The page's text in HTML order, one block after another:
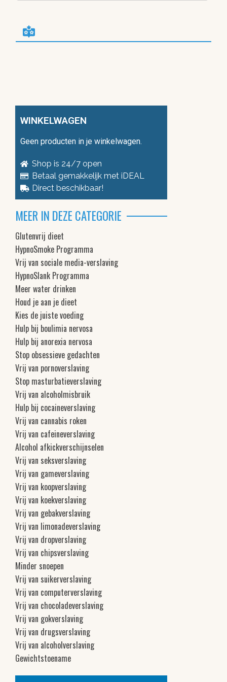
WINKELWAGEN
Geen producten in je winkelwagen.
Shop is 24/7 open
Betaal gemakkelijk met iDEAL
Direct beschikbaar!
MEER IN DEZE CATEGORIE
Glutenvrij dieet
HypnoSmoke Programma
Vrij van sociale media-verslaving
HypnoSlank Programma
Meer water drinken
Houd je aan je dieet
Kies de juiste voeding
Hulp bij boulimia nervosa
Hulp bij anorexia nervosa
Stop obsessieve gedachten
Vrij van pornoverslaving
Stop masturbatieverslaving
Vrij van alcoholmisbruik
Hulp bij cocaineverslaving
Vrij van cannabis roken
Vrij van cafeineverslaving
Alcohol afkickverschijnselen
Vrij van seksverslaving
Vrij van gameverslaving
Vrij van koopverslaving
Vrij van koekverslaving
Vrij van gebakverslaving
Vrij van limonadeverslaving
Vrij van dropverslaving
Vrij van chipsverslaving
Minder snoepen
Vrij van suikerverslaving
Vrij van computerverslaving
Vrij van chocoladeverslaving
Vrij van gokverslaving
Vrij van drugsverslaving
Vrij van alcoholverslaving
Gewichtstoename